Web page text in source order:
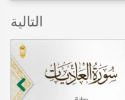
التالية